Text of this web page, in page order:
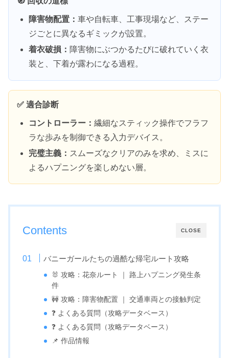
障害物配置：車や自転車、工事現場など、ステー
ジごとに異なるギミックが設置。
着衣破損： 障害物にぶつかるたびに破れていく衣
装と、下着が露わになる過程。
✅ 適合診断
コントローラー：繊細なスティック操作でフラフ
ラな歩みを制御できる入力デバイス。
完璧主義： スムーズなクリアのみを求め、ミスに
よるハプニングを楽しめない層。
CLOSE
Contents
バニーガールたちの過酷な帰宅ルート攻略
🐰 攻略：花奈ルート ｜ 路上ハプニング発生条
件
🚧 攻略：障害物配置 ｜ 交通車両との接触判定
❓ よくある質問（攻略データベース）
❓ よくある質問（攻略データベース）
📌 作品情報